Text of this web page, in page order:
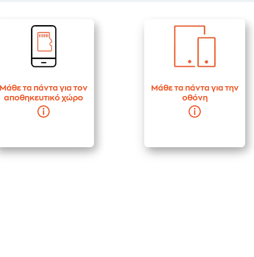
Μάθε τα πάντα για τον
αποθηκευτικό χώρο
Μάθε τα πάντα για την
οθόνη